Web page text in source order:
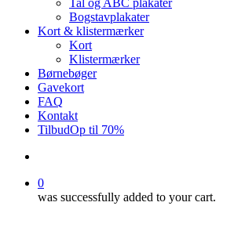
Tal og ABC plakater
Bogstavplakater
Kort & klistermærker
Kort
Klistermærker
Børnebøger
Gavekort
FAQ
Kontakt
TilbudOp til 70%
0
was successfully added to your cart.